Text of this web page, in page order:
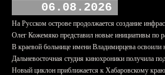
06.08.2026
На Русском острове продолжается создание
Олег Кожемяко представил новые инициативы по
В краевой больнице имени Владимирцева освоили
Дальневосточная студия кинохроники получила
Новый циклон приближается к Хабаровскому краю